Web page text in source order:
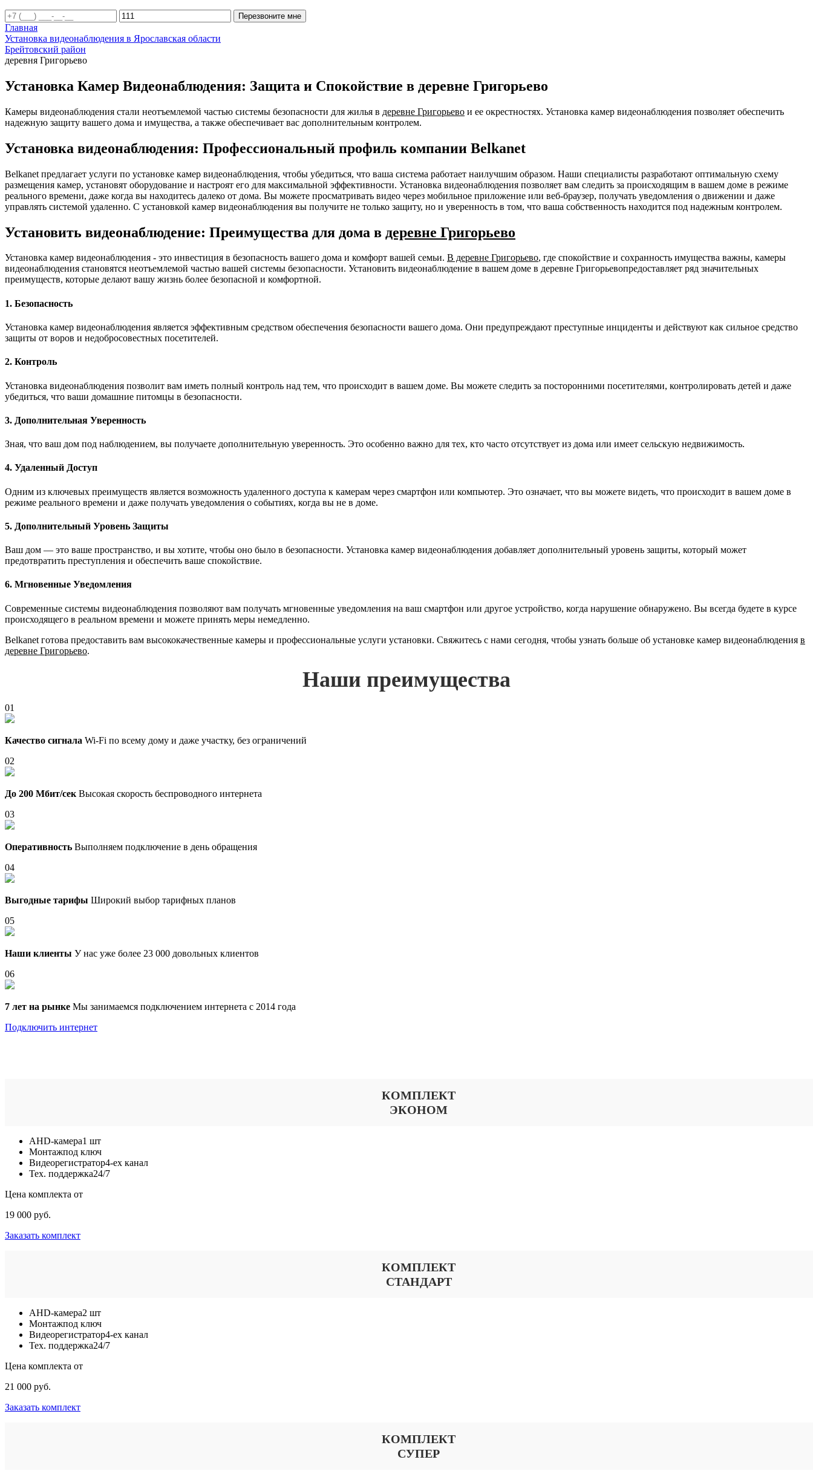
Перезвоните мне
Главная
Установка видеонаблюдения в Ярославская области
Брейтовский район
деревня Григорьево
Установка Камер Видеонаблюдения: Защита и Спокойствие в деревне Григорьево
Камеры видеонаблюдения стали неотъемлемой частью системы безопасности для жилья в деревне Григорьево и ее окрестностях. Установка камер видеонаблюдения позволяет обеспечить
надежную защиту вашего дома и имущества, а также обеспечивает вас дополнительным контролем.
Установка видеонаблюдения: Профессиональный профиль компании Belkanet
Belkanet предлагает услуги по установке камер видеонаблюдения, чтобы убедиться, что ваша система работает наилучшим образом. Наши специалисты разработают оптимальную схему
размещения камер, установят оборудование и настроят его для максимальной эффективности. Установка видеонаблюдения позволяет вам следить за происходящим в вашем доме в режиме
реального времени, даже когда вы находитесь далеко от дома. Вы можете просматривать видео через мобильное приложение или веб-браузер, получать уведомления о движении и даже
управлять системой удаленно. С установкой камер видеонаблюдения вы получите не только защиту, но и уверенность в том, что ваша собственность находится под надежным контролем.
Установить видеонаблюдение: Преимущества для дома в деревне Григорьево
Установка камер видеонаблюдения - это инвестиция в безопасность вашего дома и комфорт вашей семьи. В деревне Григорьево, где спокойствие и сохранность имущества важны, камеры
видеонаблюдения становятся неотъемлемой частью вашей системы безопасности. Установить видеонаблюдение в вашем доме в деревне Григорьевопредоставляет ряд значительных
преимуществ, которые делают вашу жизнь более безопасной и комфортной.
1. Безопасность
Установка камер видеонаблюдения является эффективным средством обеспечения безопасности вашего дома. Они предупреждают преступные инциденты и действуют как сильное средство
защиты от воров и недобросовестных посетителей.
2. Контроль
Установка видеонаблюдения позволит вам иметь полный контроль над тем, что происходит в вашем доме. Вы можете следить за посторонними посетителями, контролировать детей и даже
убедиться, что ваши домашние питомцы в безопасности.
3. Дополнительная Уверенность
Зная, что ваш дом под наблюдением, вы получаете дополнительную уверенность. Это особенно важно для тех, кто часто отсутствует из дома или имеет сельскую недвижимость.
4. Удаленный Доступ
Одним из ключевых преимуществ является возможность удаленного доступа к камерам через смартфон или компьютер. Это означает, что вы можете видеть, что происходит в вашем доме в
режиме реального времени и даже получать уведомления о событиях, когда вы не в доме.
5. Дополнительный Уровень Защиты
Ваш дом — это ваше пространство, и вы хотите, чтобы оно было в безопасности. Установка камер видеонаблюдения добавляет дополнительный уровень защиты, который может
предотвратить преступления и обеспечить ваше спокойствие.
6. Мгновенные Уведомления
Современные системы видеонаблюдения позволяют вам получать мгновенные уведомления на ваш смартфон или другое устройство, когда нарушение обнаружено. Вы всегда будете в курсе
происходящего в реальном времени и можете принять меры немедленно.
Belkanet готова предоставить вам высококачественные камеры и профессиональные услуги установки. Свяжитесь с нами сегодня, чтобы узнать больше об установке камер видеонаблюдения в
деревне Григорьево.
Наши преимущества
01
Качество сигнала Wi-Fi по всему дому и даже участку, без ограничений
02
До 200 Мбит/сек Высокая скорость беспроводного интернета
03
Оперативность Выполняем подключение в день обращения
04
Выгодные тарифы Широкий выбор тарифных планов
05
Наши клиенты У нас уже более 23 000 довольных клиентов
06
7 лет на рынке Мы занимаемся подключением интернета с 2014 года
Подключить интернет
КОМПЛЕКТ
ЭКОНОМ
AHD-камера1 шт
Монтажпод ключ
Видеорегистратор4-ех канал
Тех. поддержка24/7
Цена комплекта от
19 000 руб.
Заказать комплект
КОМПЛЕКТ
СТАНДАРТ
AHD-камера2 шт
Монтажпод ключ
Видеорегистратор4-ех канал
Тех. поддержка24/7
Цена комплекта от
21 000 руб.
Заказать комплект
КОМПЛЕКТ
СУПЕР